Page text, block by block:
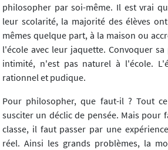
philosopher par soi-même. Il est vrai
leur scolarité, la majorité des élèves
mêmes quelque part, à la maison ou
l'école avec leur jaquette. Convoquer
intimité, n'est pas naturel à l'école.
rationnel et pudique.
Pour philosopher, que faut-il ? Tout
susciter un déclic de pensée. Mais pour
classe, il faut passer par une
réel. Ainsi les grands problèmes, la